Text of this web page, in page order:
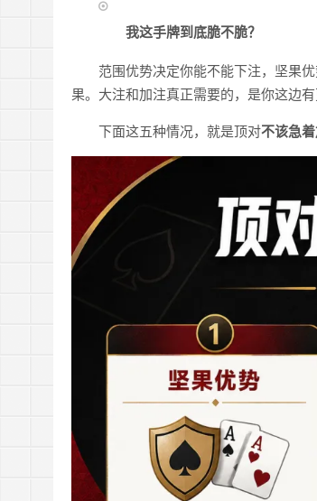
我这手牌到底脆不脆？
范围优势决定你能不能下注，坚果
果。大注和加注真正需要的，是你这边
下面这五种情况，就是顶对不该急